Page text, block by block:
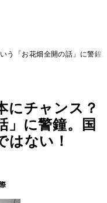
う「お花畑全開の話」に警鐘
にチャンス？
」に警鐘。国
はない！